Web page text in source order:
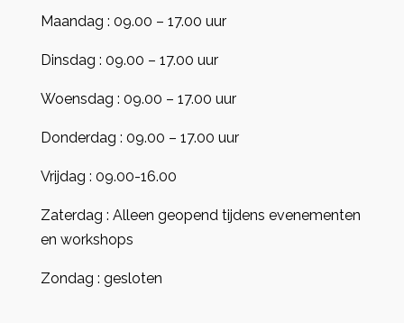
Maandag : 09.00 – 17.00 uur
Dinsdag : 09.00 – 17.00 uur
Woensdag : 09.00 – 17.00 uur
Donderdag : 09.00 – 17.00 uur
Vrijdag : 09.00-16.00
Zaterdag : Alleen geopend tijdens evenementen
en workshops
Zondag : gesloten